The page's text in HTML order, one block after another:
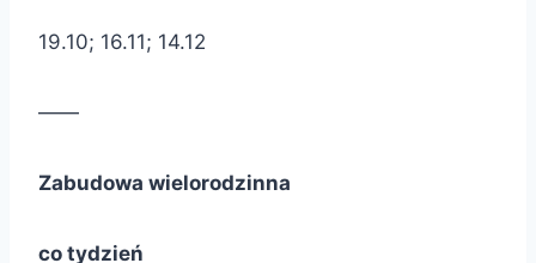
19.10; 16.11; 14.12
——
Zabudowa wielorodzinna
co tydzień